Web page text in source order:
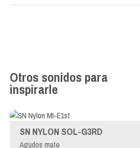
Otros sonidos para
inspirarle
SN NYLON SOL-G3RD
Agudos mate